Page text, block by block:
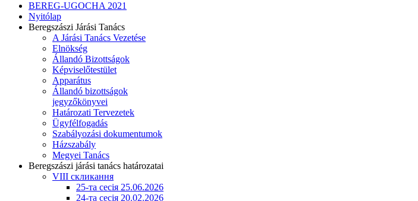
BEREG-UGOCHA 2021
Nyitólap
Beregszászi Járási Tanács
A Járási Tanács Vezetése
Elnökség
Állandó Bizottságok
Képviselőtestület
Apparátus
Állandó bizottságok
jegyzőkönyvei
Határozati Tervezetek
Ügyfélfogadás
Szabályozási dokumentumok
Házszabály
Megyei Tanács
Beregszászi járási tanács határozatai
VIII скликання
25-та сесія 25.06.2026
24-та сесія 20.02.2026